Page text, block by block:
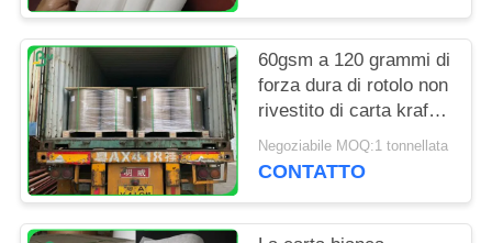
60gsm a 120 grammi di
forza dura di rotolo non
rivestito di carta kraft
candeggiata per la
borsa di drogheria
Negoziabile MOQ:1 tonnellata
CONTATTO